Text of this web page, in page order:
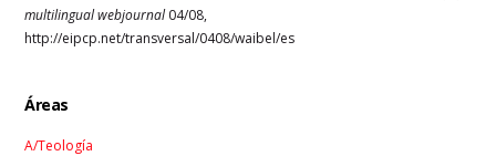
multilingual webjournal04/08,
http://eipcp.net/transversal/0408/waibel/es
Áreas
A/Teología